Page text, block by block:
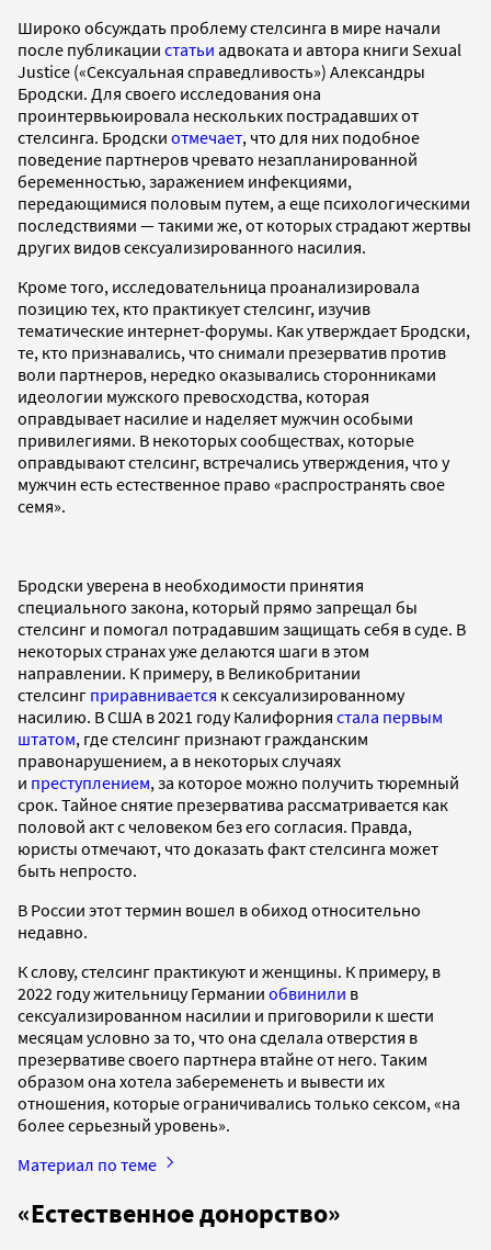
Широко обсуждать проблему стелсинга в мире начали
после публикации статьи адвоката и автора книги Sexual
Justice («Сексуальная справедливость») Александры
Бродски. Для своего исследования она
проинтервьюировала нескольких пострадавших от
стелсинга. Бродски отмечает, что для них подобное
поведение партнеров чревато незапланированной
беременностью, заражением инфекциями,
передающимися половым путем, а еще психологическими
последствиями — такими же, от которых страдают жертвы
других видов сексуализированного насилия.
Кроме того, исследовательница проанализировала
позицию тех, кто практикует стелсинг, изучив
тематические интернет-форумы. Как утверждает Бродски,
те, кто признавались, что снимали презерватив против
воли партнеров, нередко оказывались сторонниками
идеологии мужского превосходства, которая
оправдывает насилие и наделяет мужчин особыми
привилегиями. В некоторых сообществах, которые
оправдывают стелсинг, встречались утверждения, что у
мужчин есть естественное право «распространять свое
семя».
Бродски уверена в необходимости принятия
специального закона, который прямо запрещал бы
стелсинг и помогал потрадавшим защищать себя в суде. В
некоторых странах уже делаются шаги в этом
направлении. К примеру, в Великобритании
стелсинг приравнивается к сексуализированному
насилию. В США в 2021 году Калифорния стала первым
штатом, где стелсинг признают гражданским
правонарушением, а в некоторых случаях
и преступлением, за которое можно получить тюремный
срок. Тайное снятие презерватива рассматривается как
половой акт с человеком без его согласия. Правда,
юристы отмечают, что доказать факт стелсинга может
быть непросто.
В России этот термин вошел в обиход относительно
недавно.
К слову, стелсинг практикуют и женщины. К примеру, в
2022 году жительницу Германии обвинили в
сексуализированном насилии и приговорили к шести
месяцам условно за то, что она сделала отверстия в
презервативе своего партнера втайне от него. Таким
образом она хотела забеременеть и вывести их
отношения, которые ограничивались только сексом, «на
более серьезный уровень».
Материал по теме
«Естественное донорство»